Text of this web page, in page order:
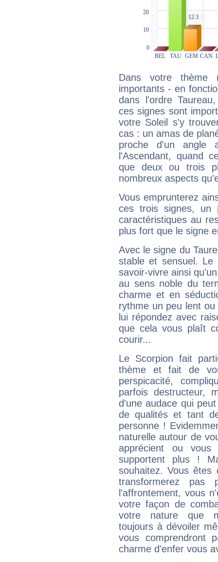
Dans votre thème
importants - en
dans l'ordre
ces signes sont
votre Soleil s'y
cas : un amas de
proche d'un
l'Ascendant, quand
que deux ou trois
nombreux aspects
Vous emprunterez
ces trois signes, un
caractéristiques au
plus fort que le signe
Avec le signe du
stable et sensuel.
savoir-vivre ainsi
au sens noble du
charme et en
rythme un peu lent
lui répondez avec
que cela vous plaît
courir...
Le Scorpion fait
thème et fait de
perspicacité,
parfois destructeur,
d'une audace qui
de qualités et tant
personne !
naturelle autour de
apprécient ou
supportent plus !
souhaitez. Vous
transformerez
l'affrontement, vous
votre façon de
votre nature que
toujours à dévoiler
vous comprendront
charme d'enfer vous